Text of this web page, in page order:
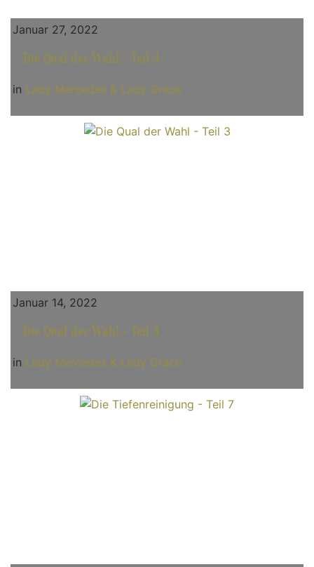
Januar 27, 2022
Die Qual der Wahl - Teil 4
in Lady Mercedes & Lady Grace
Januar 14, 2022
Die Qual der Wahl - Teil 3
in Lady Mercedes & Lady Grace